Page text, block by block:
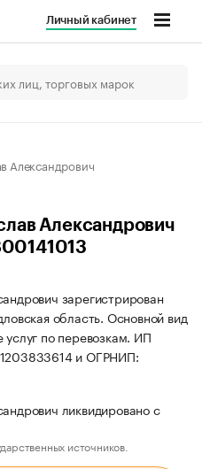
Личный кабинет
Александрович
Александрович
зарегистрирован
область. Основной вид
услуг по перевозкам. ИП
и ОГРНИП:
ликвидировано с
источников.